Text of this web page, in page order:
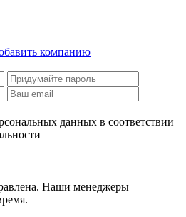
компанию
данных в соответствии
Наши менеджеры